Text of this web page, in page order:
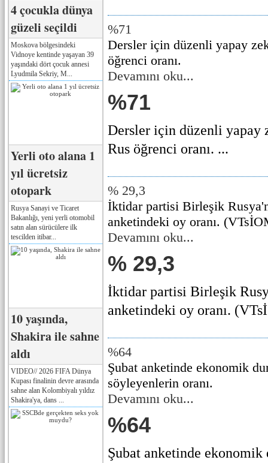
4 çocukla dünya
güzeli seçildi
Moskova bölgesindeki
Vidnoye kentinde yaşayan 39
yaşındaki dört çocuk annesi
Lyudmila Sekriy, M...
Yerli oto alana 1
yıl ücretsiz
otopark
Rusya Sanayi ve Ticaret
Bakanlığı, yeni yerli otomobil
satın alan sürücülere ilk
tescilden itibar...
10 yaşında,
Shakira ile sahne
aldı
VIDEO// 2026 FIFA Dünya
Kupası finalinin devre arasında
sahne alan Kolombiyalı yıldız
Shakira'ya, dans ...
%71
Dersler için düzenli yapay
öğrenci oranı.
Devamını oku...
%71
Dersler için düzenli yapay
Rus öğrenci oranı. ...
% 29,3
İktidar partisi Birleşik
anketindeki oy oranı.
Devamını oku...
% 29,3
İktidar partisi Birleşik
anketindeki oy oranı.
%64
Şubat anketinde ekonomik
söyleyenlerin oranı.
Devamını oku...
%64
Şubat anketinde ekonomik